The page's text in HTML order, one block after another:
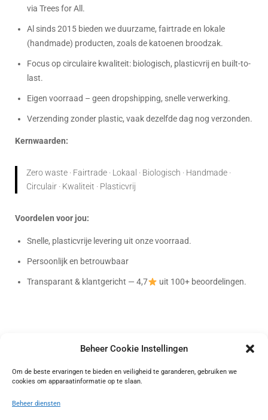
Beheer Cookie Instellingen
Om de beste ervaringen te bieden en veiligheid te garanderen, gebruiken we
cookies om apparaatinformatie op te slaan.
Beheer diensten
via Trees for All.
Al sinds 2015 bieden we duurzame, fairtrade en lokale
(handmade) producten, zoals de katoenen broodzak.
Focus op circulaire kwaliteit: biologisch, plasticvrij en built-to-
last.
Eigen voorraad – geen dropshipping, snelle verwerking.
Verzending zonder plastic, vaak dezelfde dag nog verzonden.
Kernwaarden:
Zero waste · Fairtrade · Lokaal · Biologisch · Handmade ·
Circulair · Kwaliteit · Plasticvrij
Voordelen voor jou:
Snelle, plasticvrije levering uit onze voorraad.
Persoonlijk en betrouwbaar
Transparant & klantgericht — 4,7 uit 100+ beoordelingen.
Bag-again
4.72 waardering